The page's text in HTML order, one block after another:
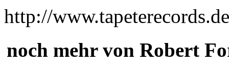
http://
noch mehr von Robert